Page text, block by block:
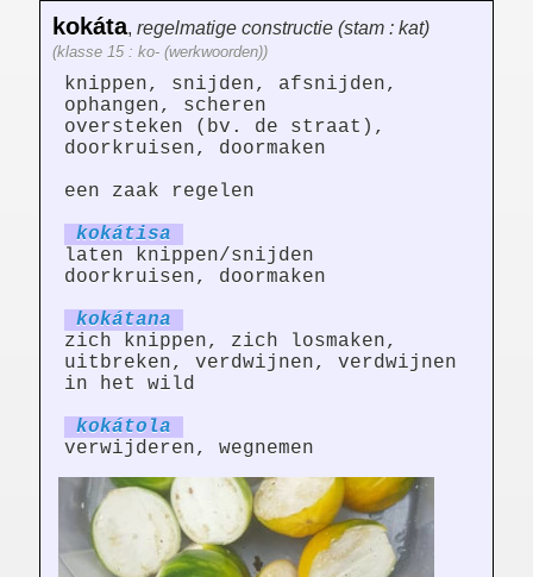
kokáta, regelmatige constructie (stam : kat)
(klasse 15 : ko- (werkwoorden))
knippen, snijden, afsnijden,
ophangen, scheren
oversteken (bv. de straat),
doorkruisen, doormaken
een zaak regelen
kokátisa
laten knippen/snijden
doorkruisen, doormaken
kokátana
zich knippen, zich losmaken,
uitbreken, verdwijnen, verdwijnen
in het wild
kokátola
verwijderen, wegnemen